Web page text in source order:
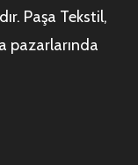
Paşa Tekstil,
pazarlarında